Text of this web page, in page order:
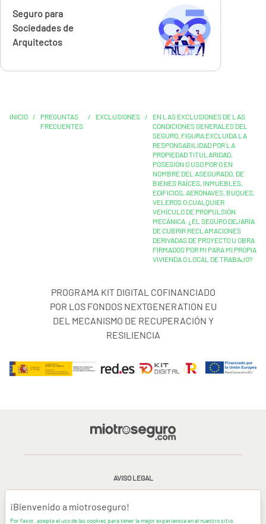
Calcúlalo ahora
Seguro para
Sociedades de
Arquitectos
INICIO /
PREGUNTAS
FRECUENTES
/ EXCLUSIONES /
EN LAS EXCLUSIONES DE LAS
CONDICIONES GENERALES DEL
SEGURO, FIGURA EXCLUIDA LA
RESPONSABILIDAD POR LA
PROPIEDAD TITULARIDAD,
POSESIÓN O USO POR O EN
NOMBRE DEL ASEGURADO, DE
BIENES RAÍCES, INMUEBLES,
EDIFICIOS, AERONAVES, BUQUES,
VELEROS O CUALQUIER
VEHÍCULO DE PROPULSIÓN
MECÁNICA. ¿EL SEGURO DEJARÍA
DE CUBRIR RECLAMACIONES
DERIVADAS DE PROYECTO U OBRA
FIRMADOS POR MI PARA MI PROPIA
VIVIENDA O LOCAL DE TRABAJO?
PROGRAMA KIT DIGITAL COFINANCIADO
POR LOS FONDOS NEXTGENERATION EU
DEL MECANISMO DE RECUPERACIÓN Y
RESILIENCIA
AVISO LEGAL
CONDICIONES GENERALES DE USO
¡Bienvenido a miotroseguro!
Por favor, acepta el uso de las cookies para tener la mejor experiencia en el nuestro sitio.